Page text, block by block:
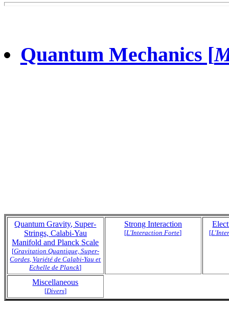
Quantum Mechanics [
Quantum Gravity, Super-
Strings, Calabi-Yau
Manifold and Planck Scale
[Gravitation Quantique, Super-
Cordes, Variété de Calabi-Yau et
Echelle de Planck]
Strong Interaction
[L'Interaction Forte] [
Miscellaneous
[Divers]